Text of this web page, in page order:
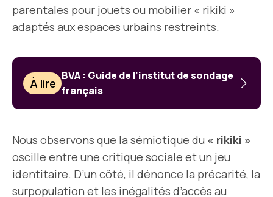
parentales pour jouets ou mobilier « rikiki »
adaptés aux espaces urbains restreints.
À lire
BVA : Guide de l’institut de sondage
français
Nous observons que la sémiotique du « rikiki »
oscille entre une critique sociale et un jeu
identitaire. D’un côté, il dénonce la précarité, la
surpopulation et les inégalités d’accès au